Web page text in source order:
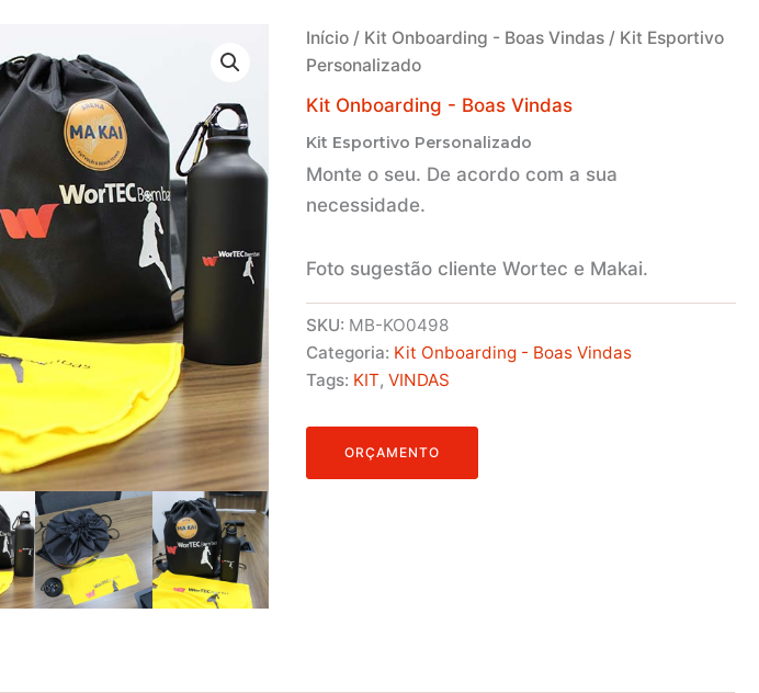
Início / Kit Onboarding - Boas Vindas / Kit Esportivo
Personalizado
Kit Onboarding - Boas Vindas
Kit Esportivo Personalizado
Monte o seu. De acordo com a sua
necessidade.
Foto sugestão cliente Wortec e Makai.
SKU: MB-KO0498
Categoria: Kit Onboarding - Boas Vindas
Tags: KIT,VINDAS
ORÇAMENTO